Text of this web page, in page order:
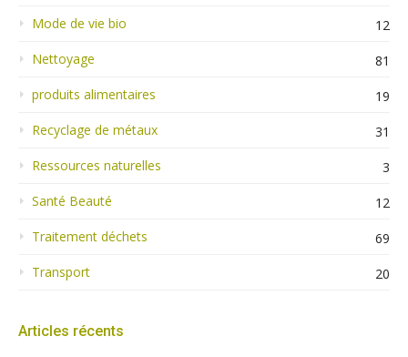
Mode de vie bio
12
Nettoyage
81
produits alimentaires
19
Recyclage de métaux
31
Ressources naturelles
3
Santé Beauté
12
Traitement déchets
69
Transport
20
Articles récents